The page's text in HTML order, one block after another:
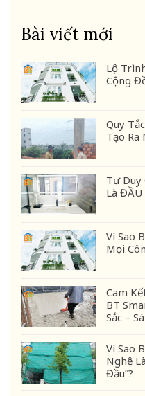
Bài viết mới
Lộ
Cộng
Quy
Tạo Ra
Tư Duy
Là
Vì Sao
Mọi
Cam
BT
Sắc –
Vì Sao
Nghệ
Đầu”?